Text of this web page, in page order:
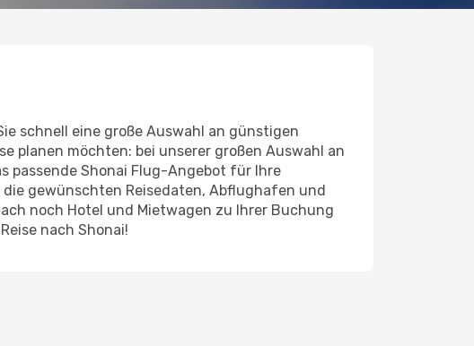
schnell eine große Auswahl an günstigen
planen möchten: bei unserer großen Auswahl an
passende Shonai Flug-Angebot für Ihre
gewünschten Reisedaten, Abflughafen und
noch Hotel und Mietwagen zu Ihrer Buchung
nach Shonai!